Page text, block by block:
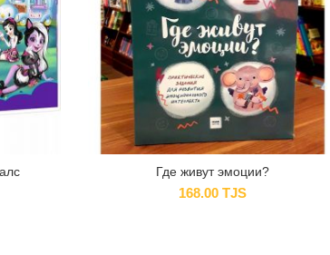
Где живут эмоции?
168.00 TJS